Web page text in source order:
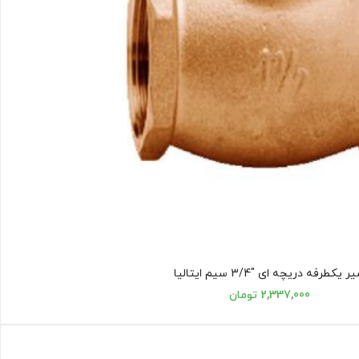
یکطرفه دریچه ای "3/4 سیم ایتالیا
2,337,000 تومان